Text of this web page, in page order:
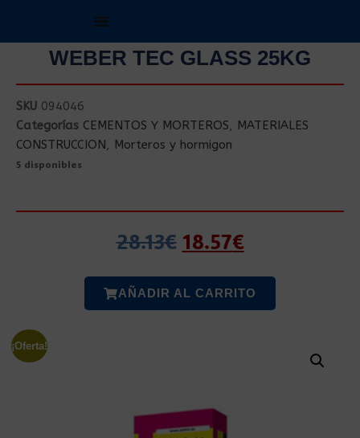
WEBER TEC GLASS 25KG
SKU 094046
Categorías CEMENTOS Y MORTEROS, MATERIALES
CONSTRUCCION, Morteros y hormigon
5 disponibles
28.13€ 18.57€
AÑADIR AL CARRITO
¡Oferta!